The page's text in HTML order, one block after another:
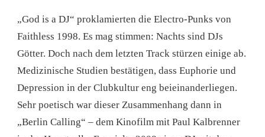
„God is a DJ“ proklamierten die Electro-Punks von
Faithless 1998. Es mag stimmen: Nachts sind DJs
Götter. Doch nach dem letzten Track stürzen einige ab.
Medizinische Studien bestätigen, dass Euphorie und
Depression in der Clubkultur eng beieinanderliegen.
Sehr poetisch war dieser Zusammenhang dann in
„Berlin Calling“ – dem Kinofilm mit Paul Kalbrenner